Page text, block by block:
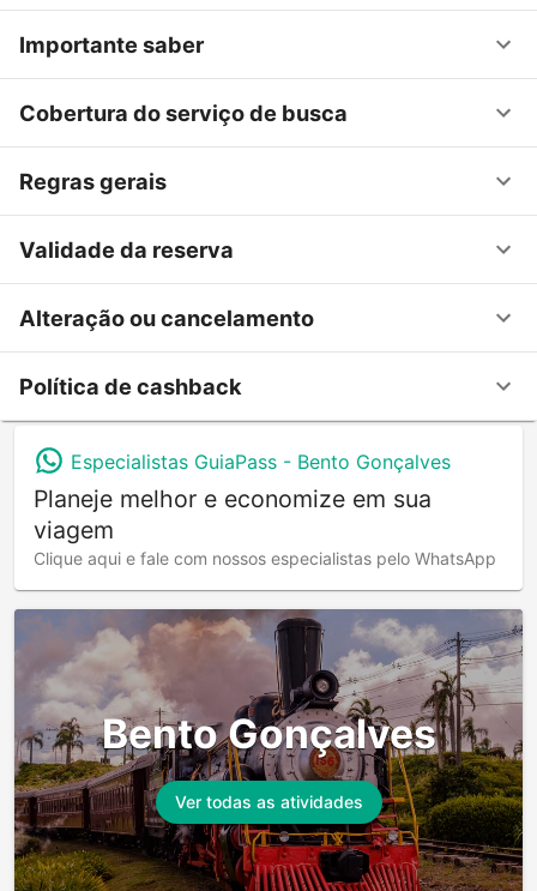
Importante saber
Cobertura do serviço de busca
Regras gerais
Validade da reserva
Alteração ou cancelamento
Política de cashback
Especialistas GuiaPass - Bento Gonçalves
Planeje melhor e economize em sua
viagem
Clique aqui e fale com nossos especialistas pelo WhatsApp
Bento Gonçalves
Ver todas as atividades